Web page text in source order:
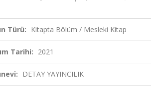
Türü: Kitapta Bölüm / Mesleki Kitap
Tarihi: 2021
DETAY YAYINCILIK